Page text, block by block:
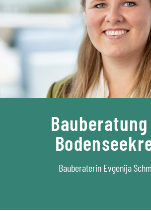
Bauberaterin Evgenija